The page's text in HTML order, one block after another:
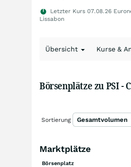
Letzter Kurs 07.08.26
Lissabon
Übersicht Kurse &
Börsenplätze zu PSI -
Sortierung Gesamtvolumen
Marktplätze
Börsenplatz